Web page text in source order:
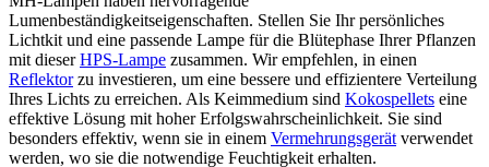
Lumenbeständigkeitseigenschaften. Stellen Sie Ihr persönliches
Lichtkit und eine passende Lampe für die Blütephase Ihrer Pflanzen
mit dieserHPS-Lampe zusammen. Wir empfehlen, in einen
Reflektorzu investieren, um eine bessere und effizientere Verteilung
Ihres Lichts zu erreichen. Als Keimmedium sind Kokospellets eine
effektive Lösung mit hoher Erfolgswahrscheinlichkeit. Sie sind
besonders effektiv, wenn sie in einem Vermehrungsgerät verwendet
werden, wo sie die notwendige Feuchtigkeit erhalten.